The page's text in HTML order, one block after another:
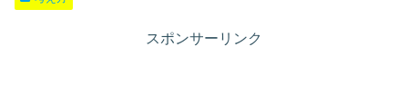
スポンサーリンク